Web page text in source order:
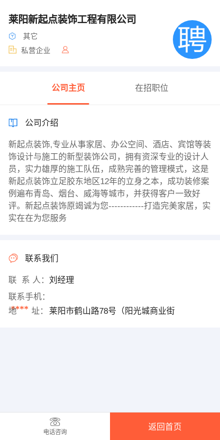
莱阳新起点装饰工程有限公司
其它
私营企业
公司主页 在招职位
公司介绍
新起点装饰,专业从事家居、办公空间、酒店、宾馆等装
饰设计与施工的新型装饰公司，拥有资深专业的设计人
员，实力雄厚的施工队伍，成熟完善的管理模式，这是
新起点装饰立足胶东地区12年的立身之本，成功装修案
例遍布青岛、烟台、威海等城市，并获得客户一致好
评。新起点装饰原竭诚为您------------打造完美家居，实
实在在为您服务
联系我们
联 系 人： 刘经理
联系手机：
****
地 址： 莱阳市鹤山路78号（阳光城商业街
电话咨询
返回首页